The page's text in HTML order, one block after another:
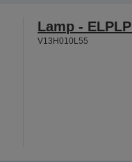
Lamp -
V13H010L55